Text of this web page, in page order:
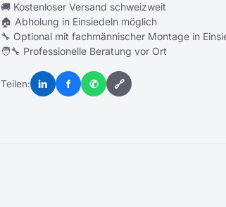
🚚 Kostenloser Versand schweizweit
🏠 Abholung in Einsiedeln möglich
🔧 Optional mit fachmännischer Montage in
🧑‍🔧 Professionelle Beratung vor Ort
Teilen: in f ✆ 🔗